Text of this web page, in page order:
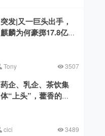
突发|又一巨头出手，
麒麟为何豪掷17.8亿美
Tony 3507
药企、乳企、茶饮集
体“上头”，藿香的时
cici 3489